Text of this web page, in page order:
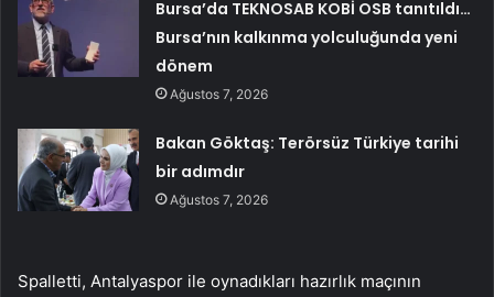
Bursa’da TEKNOSAB KOBİ OSB tanıtıldı…
Bursa’nın kalkınma yolculuğunda yeni
dönem
Ağustos 7, 2026
Bakan Göktaş: Terörsüz Türkiye tarihi
bir adımdır
Ağustos 7, 2026
Spalletti, Antalyaspor ile oynadıkları hazırlık maçının